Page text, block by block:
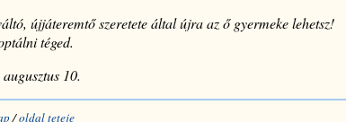
újjáteremtő szeretete által újra az ő gyermeke lehetsz!
téged.
10.
/oldal teteje